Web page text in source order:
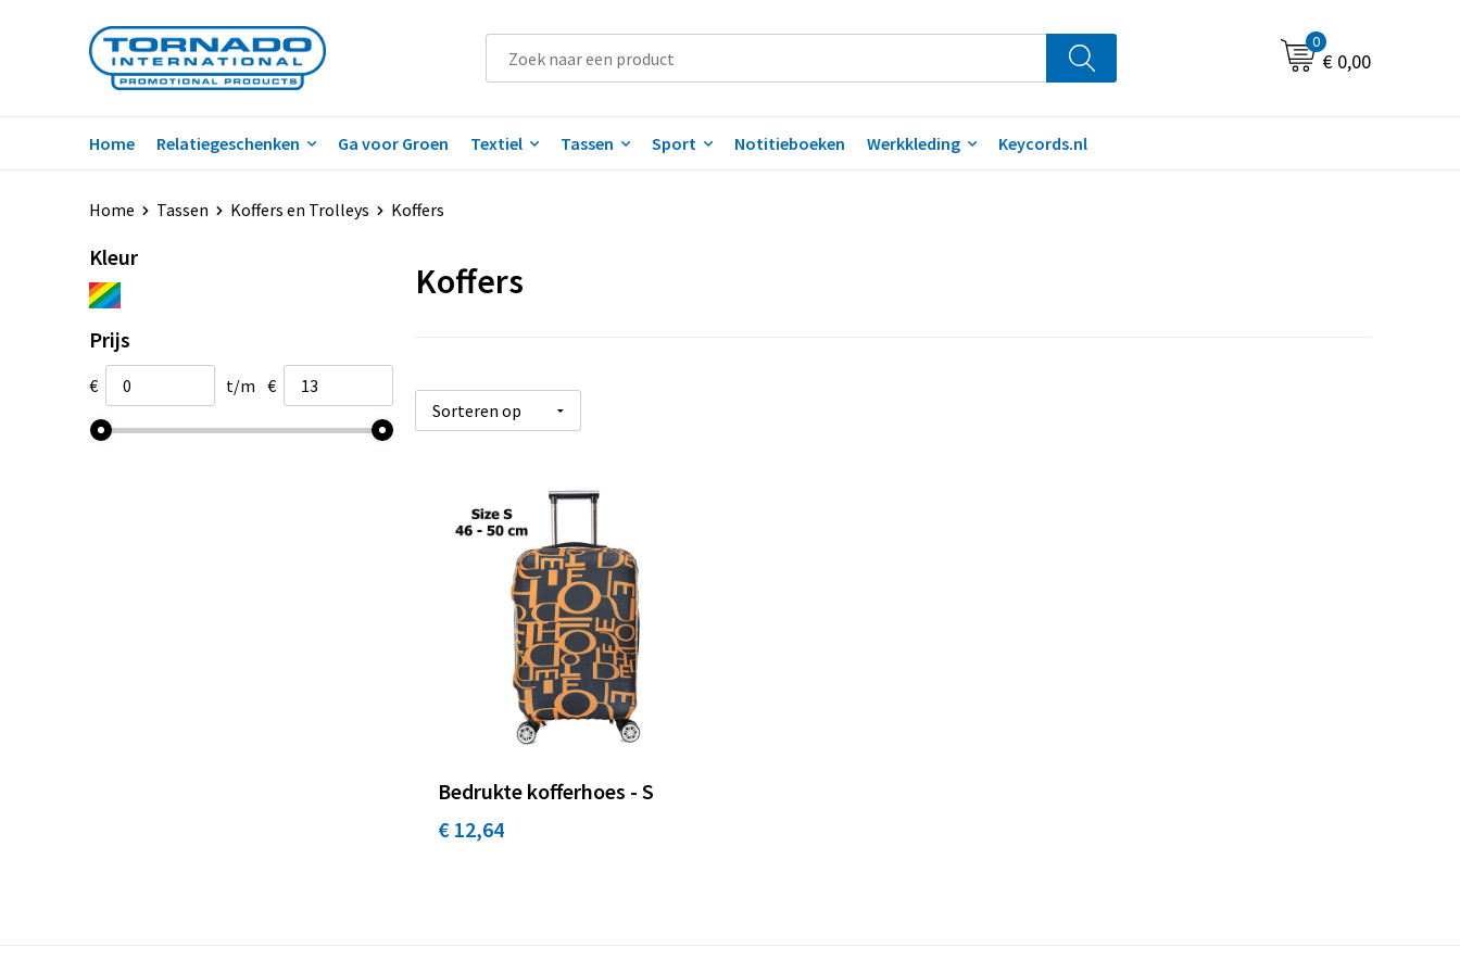
0
€ 0,00
Home Relatiegeschenken Ga voor Groen Textiel Tassen Sport Notitieboeken Werkkleding Keycords.nl
Home Tassen Koffers en Trolleys Koffers
Kleur
Prijs
€ t/m €
Koffers
Bedrukte kofferhoes - S
€ 12,64